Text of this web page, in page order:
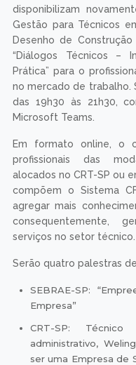
disponibilizam
Gestão para Técnicos
Desenho de
“Diálogos Técnicos –
Prática” para o
no mercado de trabalho.
das 19h30 às 21h30,
Microsoft Teams.
Em formato online, o
profissionais das
alocados no CRT-SP ou
compõem o Sistema
agregar mais
consequentemente,
serviços no setor técnico.
Serão quatro palestras
SEBRAE-SP:
Empresa”
CRT-SP:
administrativo,
ser uma Empresa de